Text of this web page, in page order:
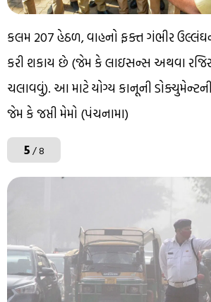
કલમ 207 હેઠળ, વાહનો ફક્ત ગંભીર
કરી શકાય છે (જેમ કે લાઇસન્સ અથવા
ચલાવવું). આ માટે યોગ્ય કાનૂની
જેમ કે જપ્તી મેમો (પંચનામા)
5/ 8